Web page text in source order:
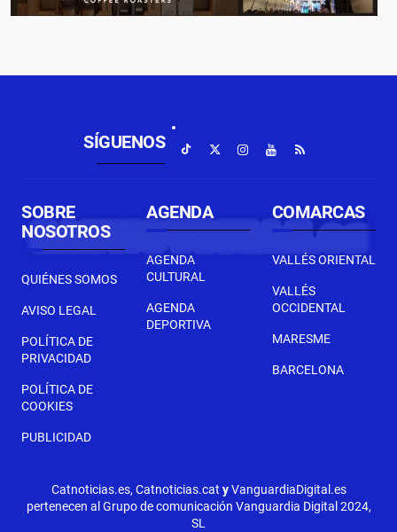
SÍGUENOS
SOBRE
NOSOTROS
QUIÉNES SOMOS
AVISO LEGAL
POLÍTICA DE
PRIVACIDAD
POLÍTICA DE
COOKIES
PUBLICIDAD
AGENDA
AGENDA
CULTURAL
AGENDA
DEPORTIVA
COMARCAS
VALLÉS ORIENTAL
VALLÉS
OCCIDENTAL
MARESME
BARCELONA
Catnoticias.es, Catnoticias.cat yVanguardiaDigital.es
pertenecen al Grupo de comunicación Vanguardia Digital 2024,
SL